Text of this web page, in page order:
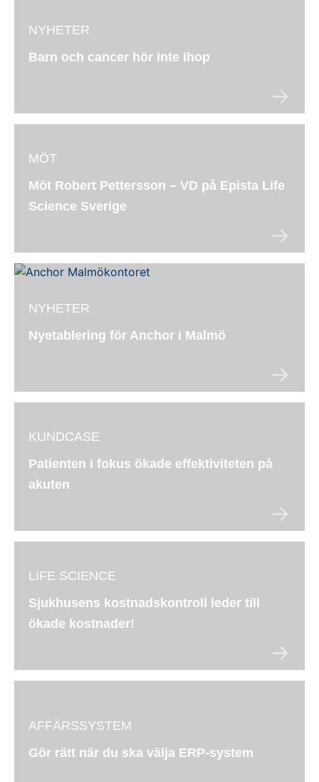
NYHETER
Barn och cancer hör inte ihop
MÖT
Möt Robert Pettersson – VD på Epista Life
Science Sverige
NYHETER
Nyetablering för Anchor i Malmö
KUNDCASE
Patienten i fokus ökade effektiviteten på
akuten
LIFE SCIENCE
Sjukhusens kostnadskontroll leder till
ökade kostnader!
AFFÄRSSYSTEM
Gör rätt när du ska välja ERP-system